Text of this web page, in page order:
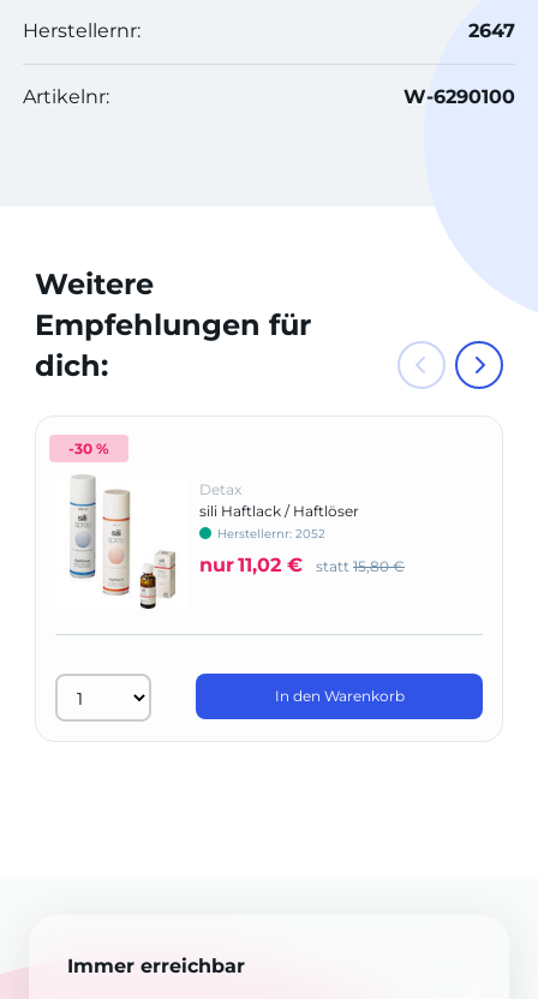
Herstellernr: 2647
Artikelnr: W-6290100
Weitere
Empfehlungen für
dich:
-30 %
Detax
sili Haftlack / Haftlöser
Herstellernr: 2052
nur11,02 € statt 15,80 €
In den Warenkorb
Immer erreichbar